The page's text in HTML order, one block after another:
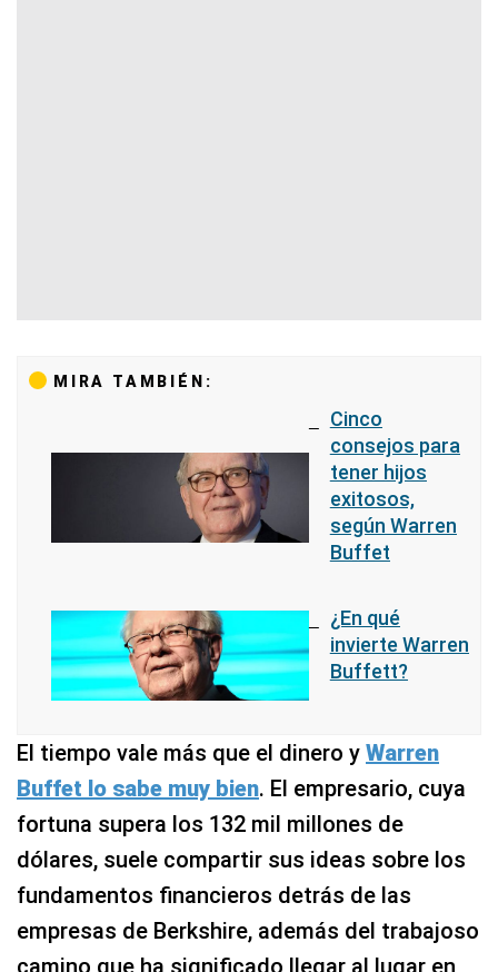
MIRA TAMBIÉN:
Cinco
consejos para
tener hijos
exitosos,
según Warren
Buffet
¿En qué
invierte Warren
Buffett?
El tiempo vale más que el dinero y Warren
Buffet lo sabe muy bien. El empresario, cuya
fortuna supera los 132 mil millones de
dólares, suele compartir sus ideas sobre los
fundamentos financieros detrás de las
empresas de Berkshire, además del trabajoso
camino que ha significado llegar al lugar en